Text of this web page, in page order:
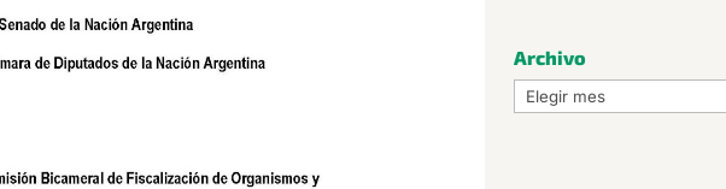
Archivo
Archivo